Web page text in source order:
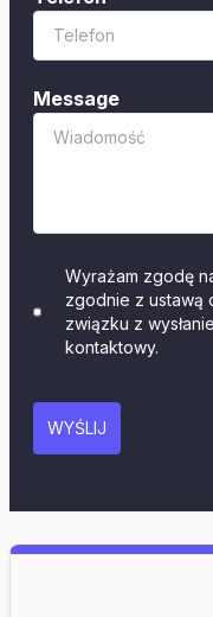
Message
Wyrażam zgodę
zgodnie z ustawą
związku z
kontaktowy.
WYŚLIJ